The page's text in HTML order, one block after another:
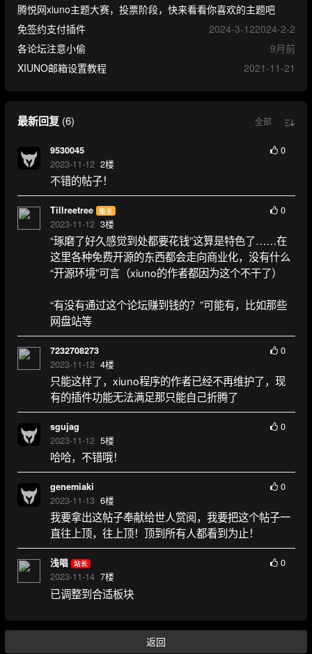
腾悦网xiuno主题大赛，投票阶段，快来看看你喜欢的主题吧
2024-2-2
免签约支付插件
2024-3-12
各论坛注意小偷
9月前
XIUNO邮箱设置教程
2021-11-21
最新回复(6) 全部
9530045
2023-11-12 2楼
0
不错的帖子！
Tillreetree 版主
2023-11-12 3楼
0
“琢磨了好久感觉到处都要花钱”这算是特色了……在
这里各种免费开源的东西都会走向商业化，没有什么
“开源环境”可言（xiuno的作者都因为这个不干了）
“有没有通过这个论坛赚到钱的？”可能有，比如那些
网盘站等
7232708273
2023-11-12 4楼
0
只能这样了，xiuno程序的作者已经不再维护了，现
有的插件功能无法满足那只能自己折腾了
sgujag
2023-11-12 5楼
0
哈哈，不错哦！
genemiaki
2023-11-13 6楼
0
我要拿出这帖子奉献给世人赏阅，我要把这个帖子一
直往上顶，往上顶！顶到所有人都看到为止！
浅唱 站长
2023-11-14 7楼
0
已调整到合适板块
返回